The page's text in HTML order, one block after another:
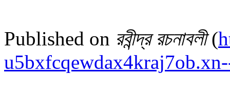
Published on রবীন্দ্র রচনাবলী(